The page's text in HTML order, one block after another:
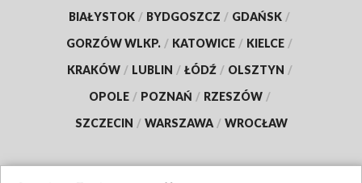
BIAŁYSTOK / BYDGOSZCZ / GDAŃSK /
GORZÓW WLKP. / KATOWICE / KIELCE /
KRAKÓW / LUBLIN / ŁÓDŹ / OLSZTYN /
OPOLE / POZNAŃ / RZESZÓW /
SZCZECIN / WARSZAWA / WROCŁAW